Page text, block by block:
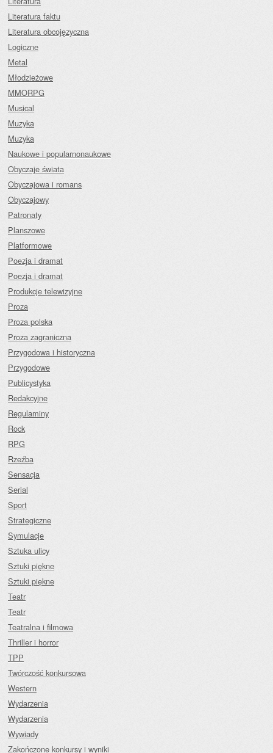
Literatura faktu
Literatura obcojęzyczna
Logiczne
Metal
Młodzieżowe
MMORPG
Musical
Muzyka
Muzyka
Naukowe i popularnonaukowe
Obyczaje świata
Obyczajowa i romans
Obyczajowy
Patronaty
Planszowe
Platformowe
Poezja i dramat
Poezja i dramat
Produkcje telewizyjne
Proza
Proza polska
Proza zagraniczna
Przygodowa i historyczna
Przygodowe
Publicystyka
Redakcyjne
Regulaminy
Rock
RPG
Rzeźba
Sensacja
Serial
Sport
Strategiczne
Symulacje
Sztuka ulicy
Sztuki piękne
Sztuki piękne
Teatr
Teatr
Teatralna i filmowa
Thriller i horror
TPP
Twórczość konkursowa
Western
Wydarzenia
Wydarzenia
Wywiady
Zakończone konkursy i wyniki